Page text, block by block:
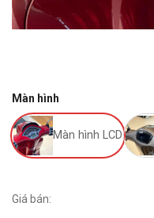
Màn hình
Màn hình LCD
Giá bán: